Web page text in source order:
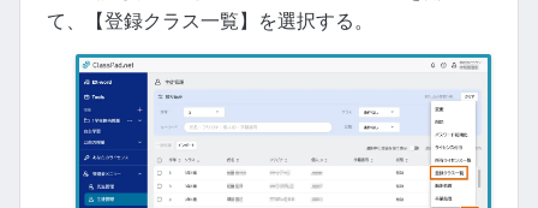
て、【登録クラス一覧】を選択する。